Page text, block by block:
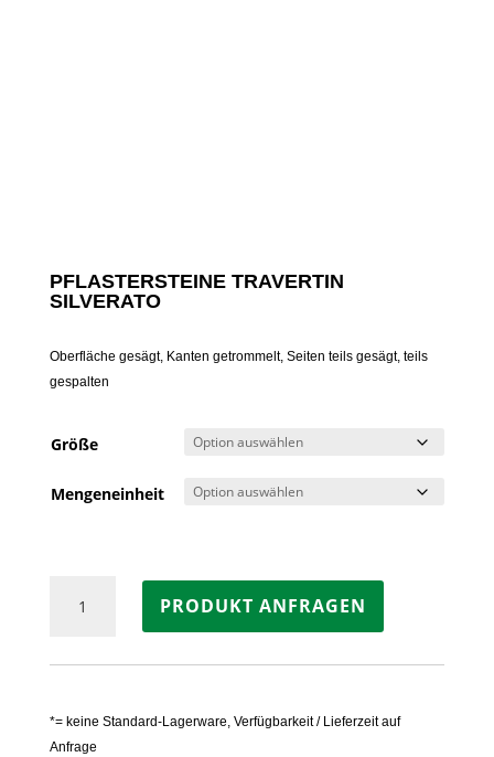
PFLASTERSTEINE TRAVERTIN
SILVERATO
Oberfläche gesägt, Kanten getrommelt, Seiten teils gesägt, teils
gespalten
Größe
Mengeneinheit
Pflastersteine
TRAVERTIN
Menge
PRODUKT ANFRAGEN
*= keine Standard-Lagerware, Verfügbarkeit / Lieferzeit auf
Anfrage